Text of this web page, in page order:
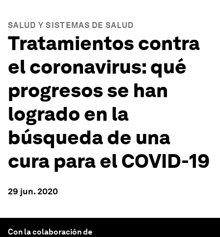
SALUD Y SISTEMAS DE SALUD
Tratamientos contra
el coronavirus: qué
progresos se han
logrado en la
búsqueda de una
cura para el COVID-19
29 jun. 2020
Con la colaboración de